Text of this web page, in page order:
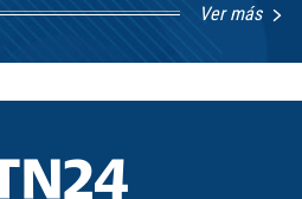
Ver más